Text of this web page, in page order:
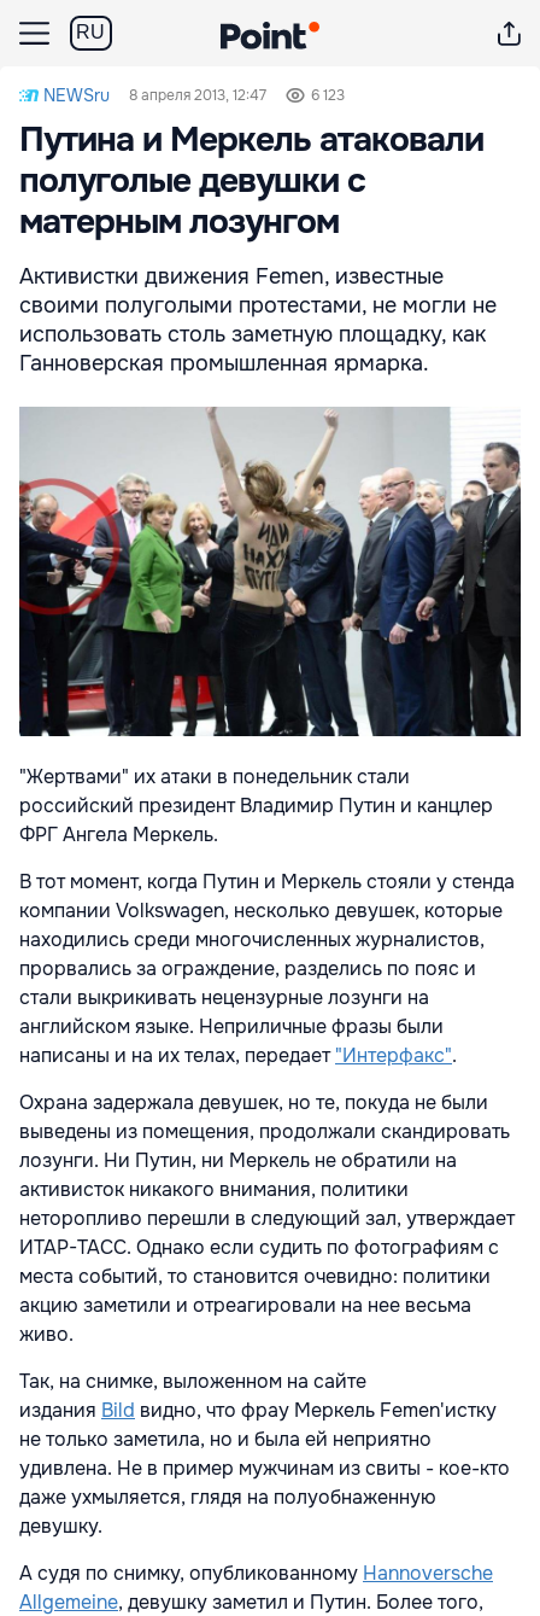
RU
NEWSru 8 апреля 2013, 12:47 6 123
Путина и Меркель атаковали
полуголые девушки с
матерным лозунгом
Активистки движения Femen, известные
своими полуголыми протестами, не могли не
использовать столь заметную площадку, как
Ганноверская промышленная ярмарка.
"Жертвами" их атаки в понедельник стали
российский президент Владимир Путин и канцлер
ФРГ Ангела Меркель.
В тот момент, когда Путин и Меркель стояли у стенда
компании Volkswagen, несколько девушек, которые
находились среди многочисленных журналистов,
прорвались за ограждение, разделись по пояс и
стали выкрикивать нецензурные лозунги на
английском языке. Неприличные фразы были
написаны и на их телах, передает"Интерфакс".
Охрана задержала девушек, но те, покуда не были
выведены из помещения, продолжали скандировать
лозунги. Ни Путин, ни Меркель не обратили на
активисток никакого внимания, политики
неторопливо перешли в следующий зал, утверждает
ИТАР-ТАСС. Однако если судить по фотографиям с
места событий, то становится очевидно: политики
акцию заметили и отреагировали на нее весьма
живо.
Так, на снимке, выложенном на сайте
издания Bild видно, что фрау Меркель Femen'истку
не только заметила, но и была ей неприятно
удивлена. Не в пример мужчинам из свиты - кое-кто
даже ухмыляется, глядя на полуобнаженную
девушку.
А судя по снимку, опубликованному Hannoversche
Allgemeine, девушку заметил и Путин. Более того,